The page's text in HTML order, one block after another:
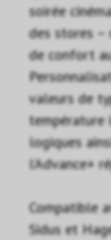
soirée
des stores –
de confort
valeurs de
température
logiques
l’Advance+
Compatible
Sidus et